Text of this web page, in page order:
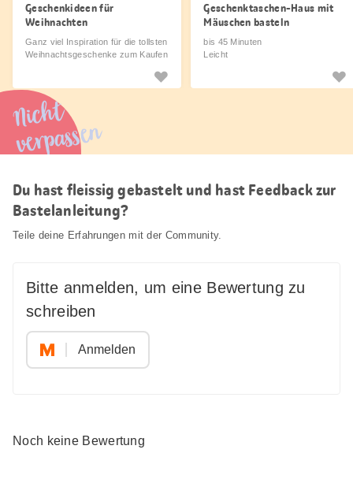
Geschenkideen für
Weihnachten
Ganz viel Inspiration für die tollsten
Weihnachtsgeschenke zum Kaufen
Geschenktaschen-Haus mit
Mäuschen basteln
bis 45 Minuten
Leicht
Nicht
verpassen
Du hast fleissig gebastelt und hast Feedback zur
Bastelanleitung?
Teile deine Erfahrungen mit der Community.
Bitte anmelden, um eine Bewertung zu
schreiben
Anmelden
Noch keine Bewertung